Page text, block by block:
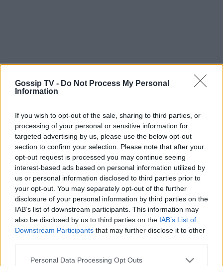
Gossip TV - Do Not Process My Personal
Information
If you wish to opt-out of the sale, sharing to third parties, or
processing of your personal or sensitive information for
targeted advertising by us, please use the below opt-out
section to confirm your selection. Please note that after your
opt-out request is processed you may continue seeing
interest-based ads based on personal information utilized by
us or personal information disclosed to third parties prior to
your opt-out. You may separately opt-out of the further
disclosure of your personal information by third parties on the
IAB’s list of downstream participants. This information may
also be disclosed by us to third parties on the IAB’s List of
Downstream Participants that may further disclose it to other
Personal Data Processing Opt Outs
Διαβάστε επίσης: